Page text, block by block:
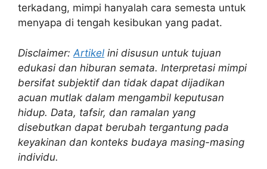
terkadang, mimpi hanyalah cara semesta untuk
menyapa di tengah kesibukan yang padat.
Disclaimer: Artikel ini disusun untuk tujuan
edukasi dan hiburan semata. Interpretasi mimpi
bersifat subjektif dan tidak dapat dijadikan
acuan mutlak dalam mengambil keputusan
hidup. Data, tafsir, dan ramalan yang
disebutkan dapat berubah tergantung pada
keyakinan dan konteks budaya masing-masing
individu.